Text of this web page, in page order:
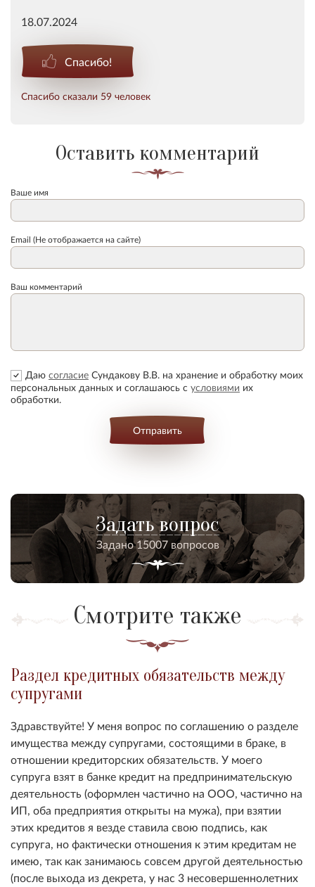
18.07.2024
Спасибо!
Спасибо сказали 59 человек
Оставить комментарий
Ваше имя
Email (Не отображается на сайте)
Ваш комментарий
Даю согласие Сундакову В.В. на хранение и обработку моих
персональных данных и соглашаюсь с условиями их
обработки.
Отправить
Задать вопрос
Задано 15007 вопросов
Смотрите также
Раздел кредитных обязательств между
супругами
Здравствуйте! У меня вопрос по соглашению о разделе
имущества между супругами, состоящими в браке, в
отношении кредиторских обязательств. У моего
супруга взят в банке кредит на предпринимательскую
деятельность (оформлен частично на ООО, частично на
ИП, оба предприятия открыты на мужа), при взятии
этих кредитов я везде ставила свою подпись, как
супруга, но фактически отношения к этим кредитам не
имею, так как занимаюсь совсем другой деятельностью
(после выхода из декрета, у нас 3 несовершеннолетних